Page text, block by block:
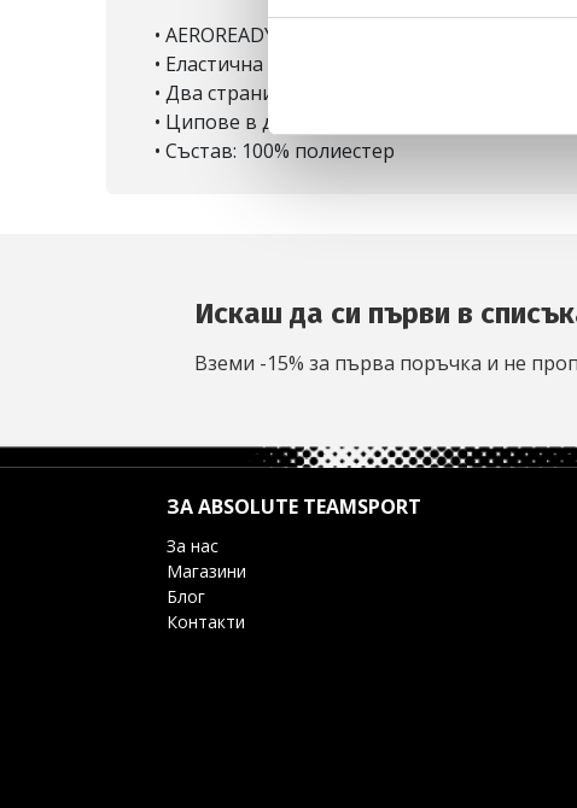
• AEROREADY – изпарява влагата за
• Еластична талия
• Два странични джоба
• Ципове в долната част на крачолите
• Състав: 100% полиестер
Искаш да си първи в
Вземи -15% за първа поръчка и не
ЗА ABSOLUTE TEAMSPORT
За нас
Магазини
Блог
Контакти